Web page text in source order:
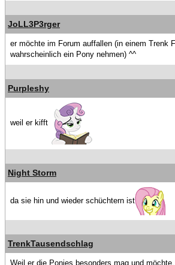
JoLL3P3rger
er möchte im Forum auffallen (in einem Trenk
wahrscheinlich ein Pony nehmen) ^^
Purpleshy
weil er kifft
Night Storm
da sie hin und wieder schüchtern ist
TrenkTausendschlag
Weil er die Ponies besonders mag und